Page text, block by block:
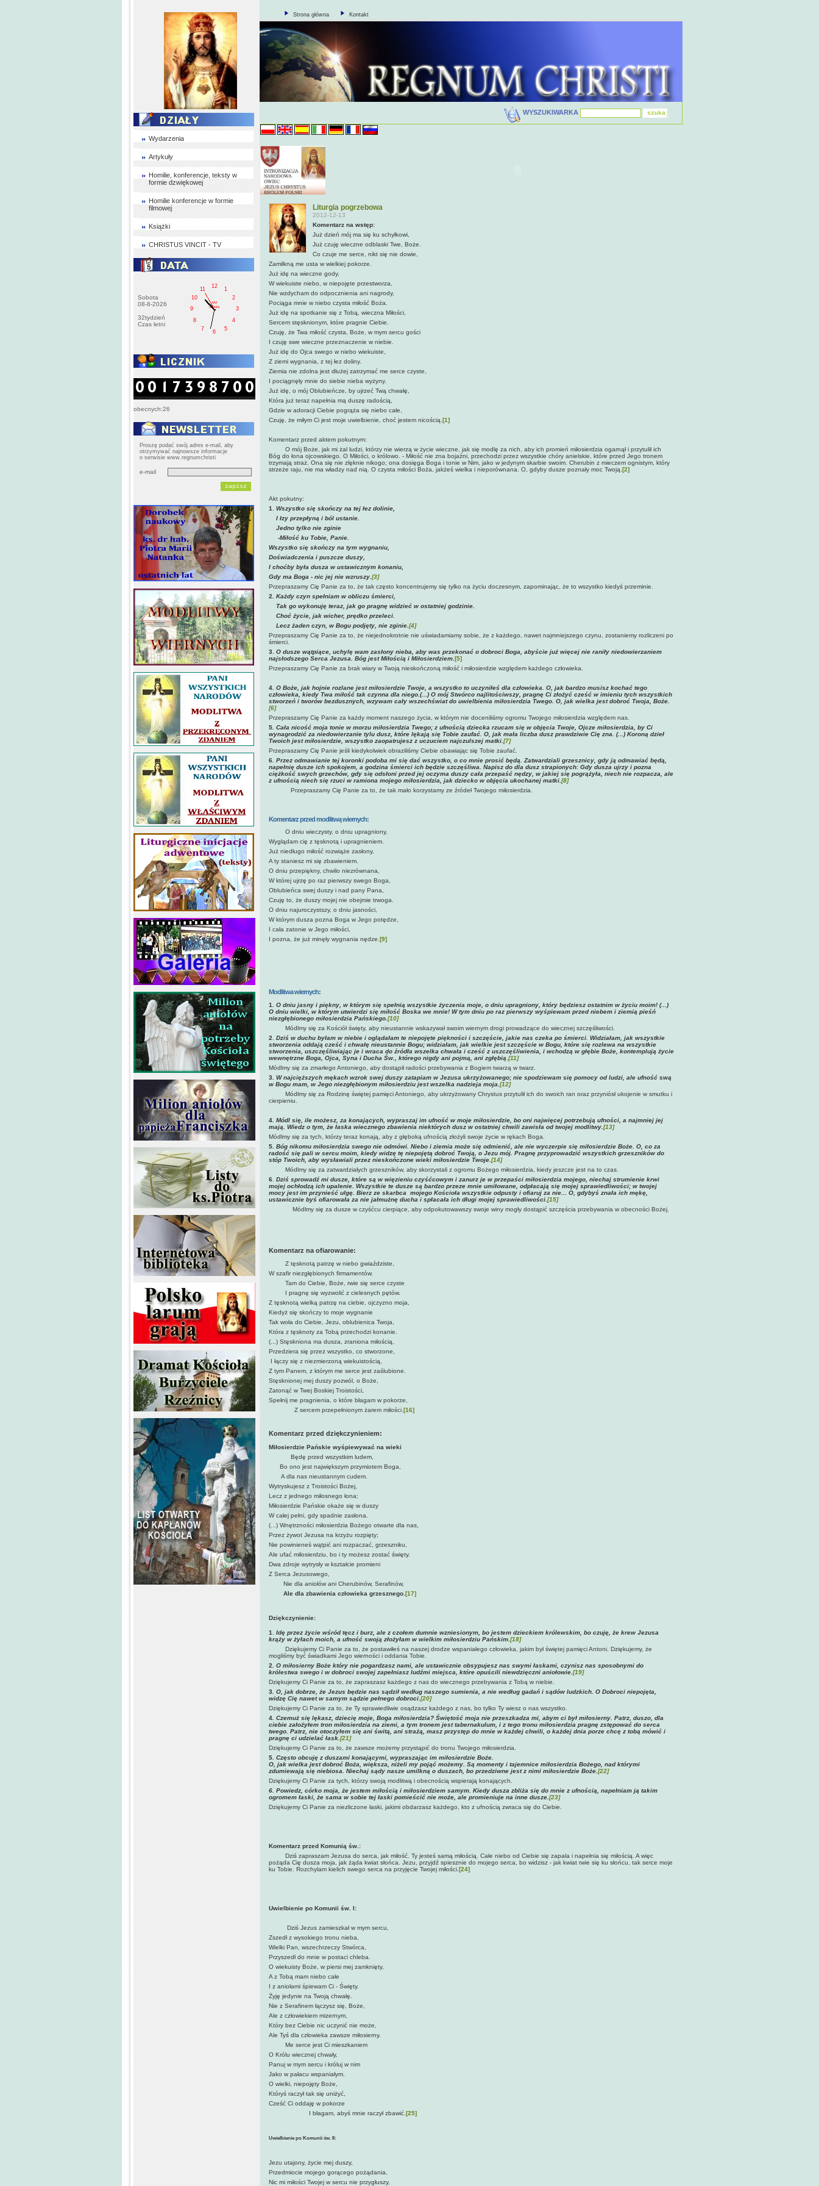
Wydarzenia
Artykuły
Homilie, konferencje, teksty w
formie dzwiękowej
Homilie konferencje w formie
filmowej
Książki
CHRISTUS VINCIT - TV
Sobota
08-8-2026
32tydzień
Czas letni
1
2
3
4
5
6
7
8
9
10
11
12
AM
sobota
obecnych:26
Proszę podać swój adres e-mail, aby
otrzymywać najnowsze informacje
o serwisie www.regnumchristi
e-mail
Strona główna Kontakt
WYSZUKIWARKA
Liturgia pogrzebowa
2012-12-13
Komentarz na wstęp:
Już dzień mój ma się ku schyłkowi,
Już czuję wieczne odblaski Twe, Boże.
Co czuje me serce, nikt się nie dowie,
Zamilkną me usta w wielkiej pokorze.
Już idę na wieczne gody,
W wiekuiste niebo, w niepojęte przestworza,
Nie wzdycham do odpocznienia ani nagrody,
Pociąga mnie w niebo czysta miłość Boża.
Już idę na spotkanie się z Tobą, wieczna Miłości,
Sercem stęsknionym, które pragnie Ciebie.
Czuję, że Twa miłość czysta, Boże, w mym sercu gości
I czuję swe wieczne przeznaczenie w niebie.
Już idę do Ojca swego w niebo wiekuiste,
Z ziemi wygnania, z tej łez doliny.
Ziemia nie zdolna jest dłużej zatrzymać me serce czyste,
I pociągnęły mnie do siebie nieba wyżyny.
Już idę, o mój Oblubieńcze, by ujrzeć Twą chwałę,
Która już teraz napełnia mą duszę radością,
Gdzie w adoracji Ciebie pogrąża się niebo całe,
Czuję, że miłym Ci jest moje uwielbienie, choć jestem nicością. [1]
Komentarz przed aktem pokutnym:
O mój Boże, jak mi żal ludzi, którzy nie wierzą w życie wieczne, jak się modlę za nich, aby ich promień miłosierdzia ogarnął i przytulił ich
Bóg do łona ojcowskiego. O Miłości, o królowo. - Miłość nie zna bojaźni, przechodzi przez wszystkie chóry anielskie, które przed Jego tronem
trzymają straż. Ona się nie zlęknie nikogo; ona dosięga Boga i tonie w Nim, jako w jedynym skarbie swoim. Cherubin z mieczem ognistym, który
strzeże raju, nie ma władzy nad nią. O czysta miłości Boża, jakżeś wielka i nieporównana. O, gdyby dusze poznały moc Twoją. [2]
Akt pokutny:
1
Wszystko się skończy na tej łez dolinie,
I łzy przepłyną i ból ustanie.
Jedno tylko nie zginie
-Miłość ku Tobie, Panie.
Wszystko się skończy na tym wygnaniu,
Doświadczenia i puszcze duszy,
I choćby była dusza w ustawicznym konaniu,
Gdy ma Boga - nic jej nie wzruszy. [3]
Przepraszamy Cię Panie za to, że tak często koncentrujemy się tylko na życiu doczesnym, zapominając, że to wszystko kiedyś przeminie.
2 . Każdy czyn spełniam w obliczu śmierci,
Tak go wykonuję teraz, jak go pragnę widzieć w ostatniej godzinie.
Choć życie, jak wicher, prędko przeleci.
Lecz żaden czyn, w Bogu podjęty, nie zginie. [4]
Przepraszamy Cię Panie za to, że niejednokrotnie nie uświadamiamy sobie, że z każdego, nawet najmniejszego czynu, zostaniemy rozliczeni po
śmierci.
3.
O dusze wątpiące, uchylę wam zasłony nieba, aby was przekonać o dobroci Boga, abyście już więcej nie raniły niedowierzaniem
najsłodszego Serca Jezusa. Bóg jest Miłością i Miłosierdziem. [5]
Przepraszamy Cię Panie za brak wiary w Twoją nieskończoną miłość i miłosierdzie względem każdego człowieka.
4 . O Boże, jak hojnie rozlane jest miłosierdzie Twoje, a wszystko to uczyniłeś dla człowieka. O, jak bardzo musisz kochać tego
człowieka, kiedy Twa miłość tak czynna dla niego.(...) O mój Stwórco najlitościwszy, pragnę Ci złożyć cześć w imieniu tych wszystkich
stworzeń i tworów bezdusznych, wzywam cały wszechświat do uwielbienia miłosierdzia Twego. O, jak wielka jest dobroć Twoja, Boże.
[6]
Przepraszamy Cię Panie za każdy moment naszego życia, w którym nie doceniliśmy ogromu Twojego miłosierdzia względem nas.
5 . Cała nicość moja tonie w morzu miłosierdzia Twego; z ufnością dziecka rzucam się w objęcia Twoje, Ojcze miłosierdzia, by Ci
wynagrodzić za niedowierzanie tylu dusz, które lękają się Tobie zaufać. O, jak mała liczba dusz prawdziwie Cię zna. (...) Koroną dzieł
Twoich jest miłosierdzie, wszystko zaopatrujesz z uczuciem najczulszej matki. [7]
Przepraszamy Cię Panie jeśli kiedykolwiek obraziliśmy Ciebie obawiając się Tobie zaufać.
6 . Przez odmawianie tej koronki podoba mi się dać wszystko, o co mnie prosić będą. Zatwardziali grzesznicy, gdy ją odmawiać będą,
napełnię dusze ich spokojem, a godzina śmierci ich będzie szczęśliwa. Napisz do dla dusz strapionych: Gdy dusza ujrzy i pozna
ciężkość swych grzechów, gdy się odsłoni przed jej oczyma duszy cała przepaść nędzy, w jakiej się pogrążyła, niech nie rozpacza, ale
z ufnością niech się rzuci w ramiona mojego miłosierdzia, jak dziecko w objęcia ukochanej matki. [8]
Przepraszamy Cię Panie za to, że tak mało korzystamy ze źródeł Twojego miłosierdzia.
Komentarz przed modlitwą wiernych:
O dniu wieczysty, o dniu upragniony,
Wyglądam cię z tęsknotą i upragnieniem.
Już niedługo miłość rozwiąże zasłony,
A ty staniesz mi się zbawieniem.
O dniu przepiękny, chwilo niezrównana,
W której ujrzę po raz pierwszy swego Boga,
Oblubieńca swej duszy i nad pany Pana,
Czuję to, że duszy mojej nie obejmie trwoga.
O dniu najuroczystszy, o dniu jasności,
W którym dusza pozna Boga w Jego potędze,
I cała zatonie w Jego miłości,
I pozna, że już minęły wygnania nędze.[9]
Modlitwa wiernych:
1
. O dniu jasny i piękny, w którym się spełnią wszystkie życzenia moje, o dniu upragniony, który będziesz ostatnim w życiu moim! (...)
O dniu wielki, w którym utwierdzi się miłość Boska we mnie! W tym dniu po raz pierwszy wyśpiewam przed niebem i ziemią pieśń
niezgłębionego miłosierdzia Pańskiego. [10]
Módlmy się za Kościół święty, aby nieustannie wskazywał swoim wiernym drogi prowadzące do wiecznej szczęśliwości.
2
Dziś w duchu byłam w niebie i oglądałam te niepojęte piękności i szczęście, jakie nas czeka po śmierci. Widziałam, jak wszystkie
stworzenia oddają cześć i chwałę nieustannie Bogu; widziałam, jak wielkie jest szczęście w Bogu, które się rozlewa na wszystkie
stworzenia, uszczęśliwiając je i wraca do źródła wszelka chwała i cześć z uszczęśliwienia, i wchodzą w głębie Boże, kontemplują życie
wewnętrzne Boga, Ojca, Syna i Ducha Św., którego nigdy ani pojmą, ani zgłębią [11]
Módlmy się za zmarłego Antoniego, aby dostąpił radości przebywania z Bogiem twarzą w twarz.
3 . W najcięższych mękach wzrok swej duszy zatapiam w Jezusa ukrzyżowanego; nie spodziewam się pomocy od ludzi, ale ufność swą
w Bogu mam, w Jego niezgłębionym miłosierdziu jest wszelka nadzieja moja. [12]
Módlmy się za Rodzinę świętej pamięci Antoniego, aby ukrzyżowany Chrystus przytulił ich do swoich ran oraz przyniósł ukojenie w smutku i
cierpieniu.
4 . Módl się, ile możesz, za konających, wypraszaj im ufność w moje miłosierdzie, bo oni najwięcej potrzebują ufności, a najmniej jej
mają. Wiedz o tym, że łaska wiecznego zbawienia niektórych dusz w ostatniej chwili zawisła od twojej modlitwy. [13]
Módlmy się za tych, którzy teraz konają, aby z głęboką ufnością złożyli swoje życie w rękach Boga.
5 Bóg nikomu miłosierdzia swego nie odmówi. Niebo i ziemia może się odmienić, ale nie wyczerpie się miłosierdzie Boże. O, co za
radość się pali w sercu moim, kiedy widzę tę niepojętą dobroć Twoją, o Jezu mój. Pragnę przyprowadzić wszystkich grzeszników do
stóp Twoich, aby wysławiali przez nieskończone wieki miłosierdzie Twoje. [14]
Módlmy się za zatwardziałych grzeszników, aby skorzystali z ogromu Bożego miłosierdzia, kiedy jeszcze jest na to czas.
6
Dziś sprowadź mi dusze, które są w więzieniu czyśćcowym i zanurz je w przepaści miłosierdzia mojego, niechaj strumienie krwi
mojej ochłodzą ich upalenie. Wszystkie te dusze są bardzo przeze mnie umiłowane, odpłacają się mojej sprawiedliwości; w twojej
mocy jest im przynieść ulgę. Bierz ze skarbca mojego Kościoła wszystkie odpusty i ofiaruj za nie... O, gdybyś znała ich mękę,
ustawicznie byś ofiarowała za nie jałmużnę ducha i spłacała ich długi mojej sprawiedliwości. [15]
Módlmy się za dusze w czyśćcu cierpiące, aby odpokutowawszy swoje winy mogły dostąpić szczęścia przebywania w obecności Bożej.
Komentarz na ofiarowanie:
Z tęsknotą patrzę w niebo gwiaździste,
W szafir niezgłębionych firmamentów.
Tam do Ciebie, Boże, rwie się serce czyste
I pragnę się wyzwolić z cielesnych pętów.
Z tęsknotą wielką patrzę na ciebie, ojczyzno moja,
Kiedyż się skończy to moje wygnanie ­
Tak woła do Ciebie, Jezu, oblubienica Twoja,
Która z tęsknoty za Tobą przechodzi konanie.
(...) Stęskniona ma dusza, zraniona miłością,
Przedziera się przez wszystko, co stworzone,
I łączy się z niezmierzoną wiekuistością,
Z tym Panem, z którym me serce jest zaślubione.
Stęsknionej mej duszy pozwól, o Boże,
Zatonąć w Twej Boskiej Troistości,
Spełnij me pragnienia, o które błagam w pokorze,
Z sercem przepełnionym żarem miłości.[16]
Komentarz przed dziękczynieniem:
Miłosierdzie Pańskie wyśpiewywać na wieki
Będę przed wszystkim ludem,
Bo ono jest największym przymiotem Boga,
A dla nas nieustannym cudem.
Wytryskujesz z Troistości Bożej,
Lecz z jednego miłosnego łona;
Miłosierdzie Pańskie okaże się w duszy
W całej pełni, gdy spadnie zasłona.
(...) Wnętrzności miłosierdzia Bożego otwarte dla nas,
Przez żywot Jezusa na krzyżu rozpięty;
Nie powinieneś wątpić ani rozpaczać, grzeszniku,
Ale ufać miłosierdziu, bo i ty możesz zostać święty.
Dwa zdroje wytrysły w kształcie promieni
Z Serca Jezusowego,
Nie dla aniołów ani Cherubinów, Serafinów,
Ale dla zbawienia człowieka grzesznego. [17]
Dziękczynienie:
1. Idę przez życie wśród tęcz i burz, ale z czołem dumnie wzniesionym, bo jestem dzieckiem królewskim, bo czuję, że krew Jezusa
krąży w żyłach moich, a ufność swoją złożyłam w wielkim miłosierdziu Pańskim.[18]
Dziękujemy Ci Panie za to, że postawiłeś na naszej drodze wspaniałego człowieka, jakim był świętej pamięci Antoni. Dziękujemy, że
mogliśmy być świadkami Jego wierności i oddania Tobie.
2. O miłosierny Boże który nie pogardzasz nami, ale ustawicznie obsypujesz nas swymi łaskami, czynisz nas sposobnymi do
królestwa swego i w dobroci swojej zapełniasz ludźmi miejsca, które opuścili niewdzięczni aniołowie.[19]
Dziękujemy Ci Panie za to, że zapraszasz każdego z nas do wiecznego przebywania z Tobą w niebie.
3. O, jak dobrze, że Jezus będzie nas sądził według naszego sumienia, a nie według gadań i sądów ludzkich. O Dobroci niepojęta,
widzę Cię nawet w samym sądzie pełnego dobroci.[20]
Dziękujemy Ci Panie za to, że Ty sprawiedliwie osądzasz każdego z nas, bo tylko Ty wiesz o nas wszystko.
4. Czemuż się lękasz, dziecię moje, Boga miłosierdzia? Świętość moja nie przeszkadza mi, abym ci był miłosierny. Patrz, duszo, dla
ciebie założyłem tron miłosierdzia na ziemi, a tym tronem jest tabernakulum, i z tego tronu miłosierdzia pragnę zstępować do serca
twego. Patrz, nie otoczyłem się ani świtą, ani strażą, masz przystęp do mnie w każdej chwili, o każdej dnia porze chcę z tobą mówić i
pragnę ci udzielać łask.[21]
Dziękujemy Ci Panie za to, że zawsze możemy przystąpić do tronu Twojego miłosierdzia.
5. Często obcuję z duszami konającymi, wypraszając im miłosierdzie Boże.
O, jak wielka jest dobroć Boża, większa, niżeli my pojąć możemy. Są momenty i tajemnice miłosierdzia Bożego, nad którymi
zdumiewają się niebiosa. Niechaj sądy nasze umilkną o duszach, bo przedziwne jest z nimi miłosierdzie Boże.[22]
Dziękujemy Ci Panie za tych, którzy swoją modlitwą i obecnością wspierają konających.
6. Powiedz, córko moja, że jestem miłością i miłosierdziem samym. Kiedy dusza zbliża się do mnie z ufnością, napełniam ją takim
ogromem łaski, że sama w sobie tej łaski pomieścić nie może, ale promieniuje na inne dusze.[23]
Dziękujemy Ci Panie za niezliczone łaski, jakimi obdarzasz każdego, kto z ufnością zwraca się do Ciebie.
Komentarz przed Komunią św.:
Dziś zapraszam Jezusa do serca, jak miłość. Ty jesteś samą miłością. Całe niebo od Ciebie się zapala i napełnia się miłością. A więc
pożąda Cię dusza moja, jak żąda kwiat słońca. Jezu, przyjdź spiesznie do mojego serca, bo widzisz - jak kwiat rwie się ku słońcu, tak serce moje
ku Tobie. Rozchylam kielich swego serca na przyjęcie Twojej miłości.[24]
Uwielbienie po Komunii św. I:
Dziś Jezus zamieszkał w mym sercu,
Zszedł z wysokiego tronu nieba,
Wielki Pan, wszechrzeczy Stwórca,
Przyszedł do mnie w postaci chleba.
O wiekuisty Boże, w piersi mej zamknięty,
A z Tobą mam niebo całe
I z aniołami śpiewam Ci - Święty.
Żyję jedynie na Twoją chwałę.
Nie z Serafinem łączysz się, Boże,
Ale z człowiekiem mizernym,
Który bez Ciebie nic uczynić nie może,
Ale Tyś dla człowieka zawsze miłosierny.
Me serce jest Ci mieszkaniem ­
O Królu wiecznej chwały,
Panuj w mym sercu i króluj w nim
Jako w pałacu wspaniałym.
O wielki, niepojęty Boże,
Któryś raczył tak się uniżyć,
Cześć Ci oddaję w pokorze
I błagam, abyś mnie raczył zbawić.[25]
Uwielbienie po Komunii św. II:
Jezu utajony, życie mej duszy,
Przedmiocie mojego gorącego pożądania,
Nic mi miłości Twojej w sercu nie przygłuszy,